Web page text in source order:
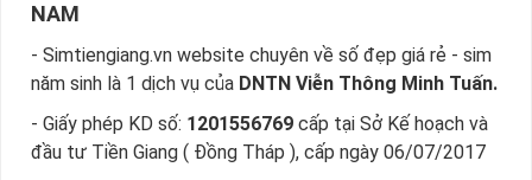
NAM
- Simtiengiang.vn website chuyên về số đẹp giá rẻ - sim
năm sinh là 1 dịch vụ của DNTN Viễn Thông Minh Tuấn.
- Giấy phép KD số: 1201556769 cấp tại Sở Kế hoạch và
đầu tư Tiền Giang ( Đồng Tháp ), cấp ngày 06/07/2017